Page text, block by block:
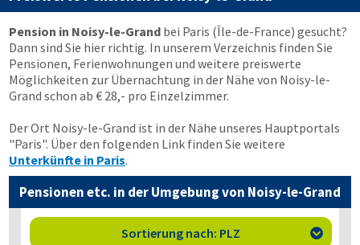
Pension in Noisy-le-Grand bei Paris (Île-de-France) gesucht?
Dann sind Sie hier richtig. In unserem Verzeichnis finden Sie
Pensionen, Ferienwohnungen und weitere preiswerte
Möglichkeiten zur Übernachtung in der Nähe von Noisy-le-
Grand schon ab € 28,- pro Einzelzimmer.
Der Ort Noisy-le-Grand ist in der Nähe unseres Hauptportals
"Paris". Über den folgenden Link finden Sie weitere
Unterkünfte in Paris.
Pensionen etc. in der Umgebung von Noisy-le-Grand
Sortierung nach: PLZ 